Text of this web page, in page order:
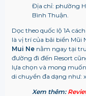
Địa chỉ: phường
Bình Thuận.
Dọc theo quốc lộ 1A
là vị trí của bãi biển Mũi
Mui Nenằm ngay tại
đường đi đến Resort
lựa chọn và mong
di chuyển đa dạng như:
Xem thêm: